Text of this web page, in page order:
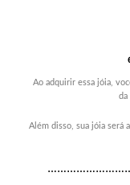
Ao adquirir essa jóia,
da
Além disso, sua jóia será